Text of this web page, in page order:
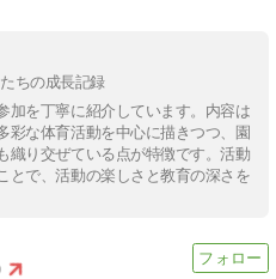
ちの成長記録
加を丁寧に紹介しています。内容は
彩な体育活動を中心に描きつつ、園
織り交ぜている点が特徴です。活動
とで、活動の楽しさと教育の深さを